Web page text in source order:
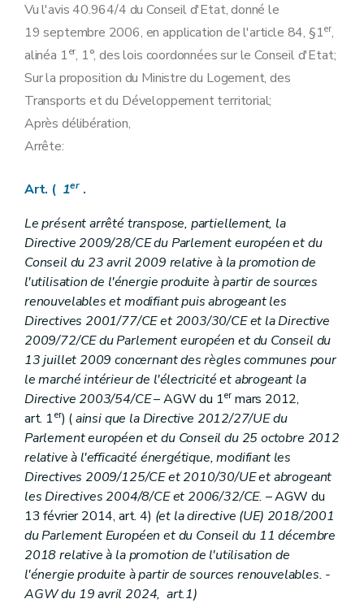
Art. 19
ChapitreIVbis
Conditions et procédures d'octroi et de suspension du soutien à la production pour les installations de production d'électricité à partir de panneaux solaires photovoltaïques d'une puissance inférieure ou égale à 10 kW
Art.
Art.19ter
Art.19quater
Art.
Art.19sexies
ChapitreIVter
Art.
Art. 20
Art. 21
Art. 22
Art. 23
Art. 24
Chapitre VI Utilisation des certificats verts et des labels de garantie d'origine
Section première
Utilisation de certificats verts
Art. 25
Art. 26
Section 2 Utilisation des labels de garantie d'origine
Art. 27
Art. 28
Section 3 Rapports annuels
Art. 29
Chapitre VII Sanctions
Art. 30
Chapitre VIII
Dispositions finales
Art. 31
Art.31bis
Art. 31ter
Art.31 quater
Art.31quinquies
Art. 31 sexies
Art. 32
Art. 33
Annexe 1er
Annexe 2
Annexe 3
Vu l'avis 40.964/4 du Conseil d'Etat, donné le
19 septembre 2006, en application de l'article 84, §1er,
alinéa 1er, 1°, des lois coordonnées sur le Conseil d'Etat;
Sur la proposition du Ministre du Logement, des
Transports et du Développement territorial;
Après délibération,
Arrête:
Art. ( 1er .
Le présent arrêté transpose, partiellement, la
Directive 2009/28/CE du Parlement européen et du
Conseil du 23 avril 2009 relative à la promotion de
l'utilisation de l'énergie produite à partir de sources
renouvelables et modifiant puis abrogeant les
Directives 2001/77/CE et 2003/30/CE et la Directive
2009/72/CE du Parlement européen et du Conseil du
13 juillet 2009 concernant des règles communes pour
le marché intérieur de l'électricité et abrogeant la
Directive 2003/54/CE– AGW du 1ermars 2012,
art. 1er) (ainsi que la Directive 2012/27/UE du
Parlement européen et du Conseil du 25 octobre 2012
relative à l'efficacité énergétique, modifiant les
Directives 2009/125/CE et 2010/30/UE et abrogeant
les Directives 2004/8/CE et 2006/32/CE. – AGW du
13 février 2014, art. 4) (et la directive (UE) 2018/2001
du Parlement Européen et du Conseil du 11 décembre
2018 relative à la promotion de l'utilisation de
l'énergie produite à partir de sources renouvelables. -
AGW du 19 avril 2024, art.1)